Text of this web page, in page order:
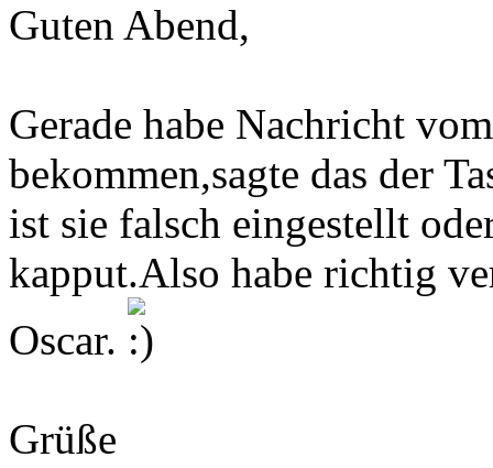
Guten Abend,
Gerade habe Nachricht
bekommen,sagte das der
ist sie falsch eingestellt
kapput.Also habe richtig
Oscar.
Grüße